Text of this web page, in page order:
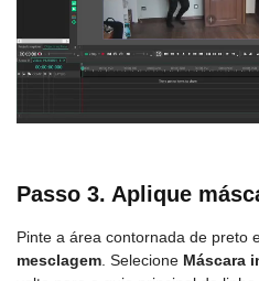
Passo 3. Aplique
Pinte a área contornada de preto
mesclagem . Selecione Máscara